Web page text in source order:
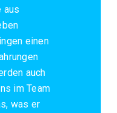
aus
einen
auch
im Team
was er